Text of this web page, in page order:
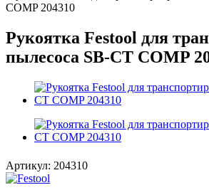
COMP 204310
Рукоятка Festool для
пылесоса SB-CT COMP
Артикул: 204310